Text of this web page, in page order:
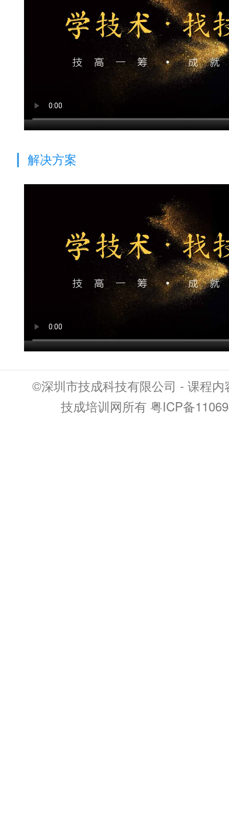
| 解决方案
©深圳市技成科技有限公司 - 课程
技成培训网所有 粤ICP备